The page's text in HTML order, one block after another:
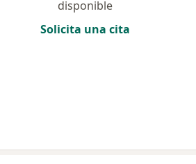
Dirección 5 Dirección 6
disponible
Solicita una cita